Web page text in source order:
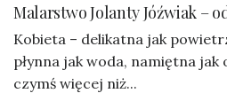
Malarstwo Jolanty Jóźwiak –
Kobieta – delikatna jak
płynna jak woda, namiętna jak
czymś więcej niż...